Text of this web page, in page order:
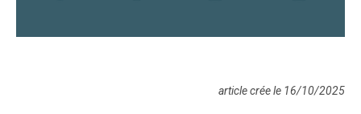
article crée le 16/10/2025